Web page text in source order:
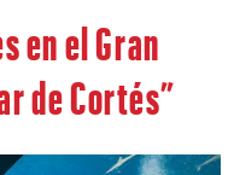
en el Gran
de Cortés”